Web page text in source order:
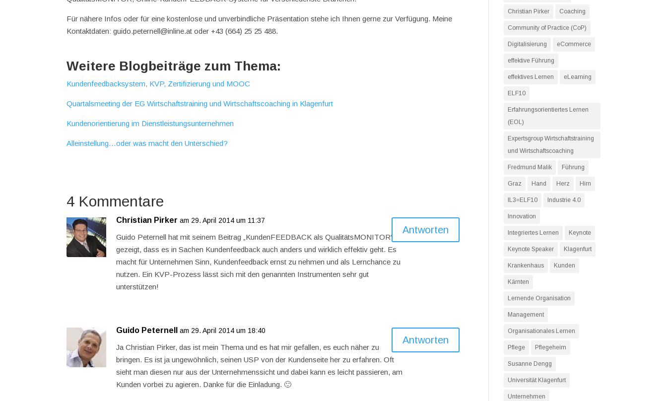
Für nähere Infos oder für eine kostenlose und unverbindliche Präsentation stehe ich Ihnen gerne zur Verfügung. Meine
Kontaktdaten: guido.peternell@inline.at oder +43 (664) 25 25 488.
Weitere Blogbeiträge zum Thema:
Kundenfeedbacksystem, KVP, Zertifizierung und MOOC
Quartalsmeeting der EG Wirtschaftstraining und Wirtschaftscoaching in Klagenfurt
Kundenorientierung im Dienstleistungsunternehmen
Alleinstellung…oder was macht den Unterschied?
4 Kommentare
Christian Pirker am 29. April 2014 um 11:37
Guido Peternell hat mit seinem Beitrag „KundenFEEDBACK als QualitätsMONITOR“
gezeigt, dass es in Sachen Kundenfeedback auch anders und wirklich effektiv geht. Es
macht für Unternehmen Sinn, Kundenfeedback ernst zu nehmen und als Lernchance zu
nutzen. Ein KVP-Prozess lässt sich mit den genannten Instrumenten sehr gut
unterstützen!
Antworten
Guido Peternell am 29. April 2014 um 18:40
Ja Christian Pirker, das ist mein Thema und es hat mir gefallen, es euch näher zu
bringen. Es ist ja ungewöhnlich, seinen USP von der Kundenseite her zu erfahren. Oft
sieht man diesen nur aus der Unternehmenssicht und dabei kann es leicht passieren, am
Kunden vorbei zu agieren. Danke für die Einladung. 🙂
Antworten
Christian Pirker Coaching
Community of Practice (CoP)
Digitalisierung eCommerce
effektive Führung
effektives Lernen eLearning
ELF10
Erfahrungsorientiertes Lernen
(EOL)
Expertsgroup Wirtschaftstraining
und Wirtschaftscoaching
Fredmund Malik Führung
Graz Hand Herz Hirn
IL3=ELF10 Industrie 4.0
Innovation
Integriertes Lernen Keynote
Keynote Speaker Klagenfurt
Krankenhaus Kunden
Kärnten
Lernende Organisation
Management
Organisationales Lernen
Pflege Pflegeheim
Susanne Dengg
Universität Klagenfurt
Unternehmen